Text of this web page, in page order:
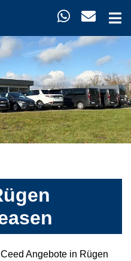
Angebote in Rügen